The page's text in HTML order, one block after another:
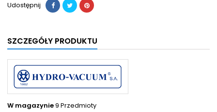
Udostępnij
SZCZEGÓŁY PRODUKTU
W magazynie9 Przedmioty